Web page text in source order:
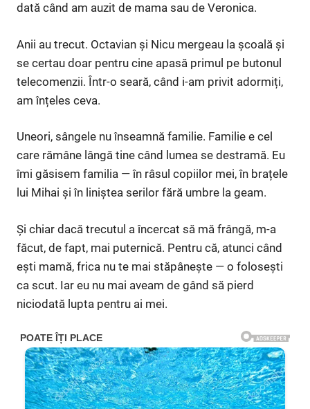
dată când am auzit de mama sau de Veronica.
Anii au trecut. Octavian și Nicu mergeau la școală și
se certau doar pentru cine apasă primul pe butonul
telecomenzii. Într-o seară, când i-am privit adormiți,
am înțeles ceva.
Uneori, sângele nu înseamnă familie. Familie e cel
care rămâne lângă tine când lumea se destramă. Eu
îmi găsisem familia — în râsul copiilor mei, în brațele
lui Mihai și în liniștea serilor fără umbre la geam.
Și chiar dacă trecutul a încercat să mă frângă, m-a
făcut, de fapt, mai puternică. Pentru că, atunci când
ești mamă, frica nu te mai stăpânește — o folosești
ca scut. Iar eu nu mai aveam de gând să pierd
niciodată lupta pentru ai mei.